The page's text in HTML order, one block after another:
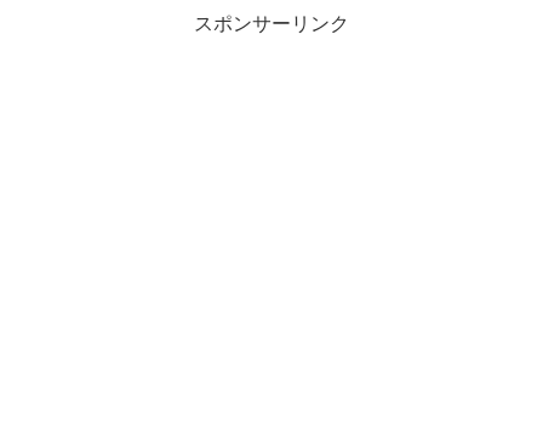
スポンサーリンク